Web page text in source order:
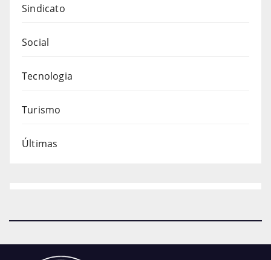
Sindicato
Social
Tecnologia
Turismo
Últimas